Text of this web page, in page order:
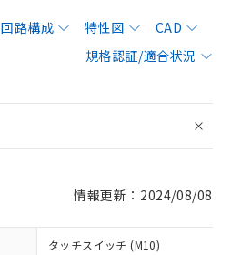
回路構成 特性図
CAD
規格認証/適合状況
情報更新：2024/08/08
タッチスイッチ (M10)